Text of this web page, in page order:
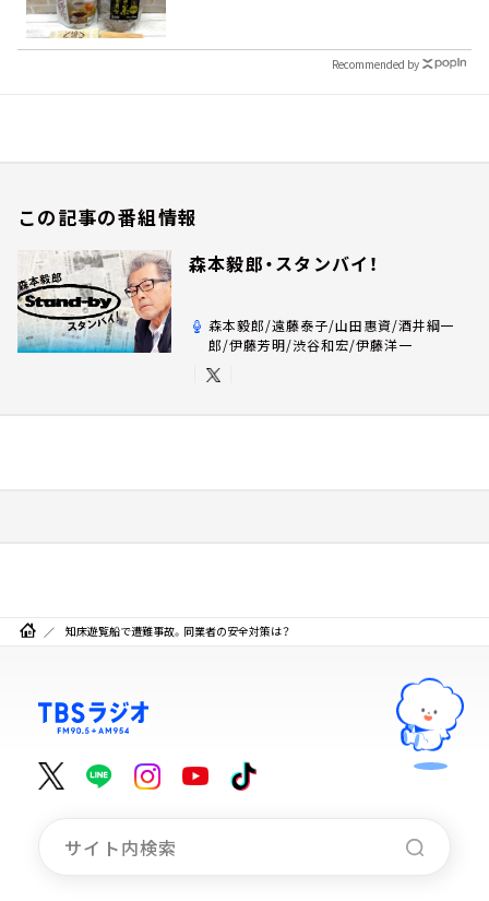
Recommended by
この記事の番組情報
森本毅郎・スタンバイ！
森本毅郎/遠藤泰子/山田惠資/酒井綱一
郎/伊藤芳明/渋谷和宏/伊藤洋一
知床遊覧船で遭難事故。同業者の安全対策は？